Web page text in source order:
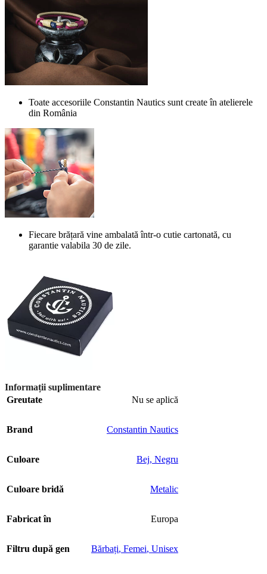
Toate accesoriile Constantin Nautics sunt create în atelierele
din România
Fiecare brățară vine ambalată într-o cutie cartonată, cu
garantie valabila 30 de zile.
Informații suplimentare
Greutate
Nu se aplică
Brand Constantin Nautics
Culoare Bej, Negru
Culoare bridă Metalic
Fabricat în Europa
Filtru după gen Bărbați, Femei, Unisex